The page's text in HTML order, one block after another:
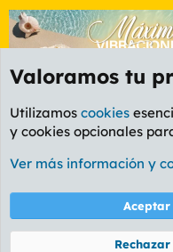
Etiquetas
Cookies
PL
Términos y
Valoramos tu
Utilizamos cookies
y cookies opcionales
Ver más información y
Aceptar